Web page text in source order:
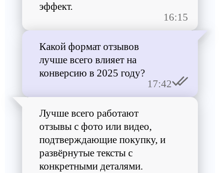
эффект.
16:15
Какой формат отзывов
лучше всего влияет на
конверсию в 2025 году?
17:42
Лучше всего работают
отзывы с фото или видео,
подтверждающие покупку, и
развёрнутые тексты с
конкретными деталями.